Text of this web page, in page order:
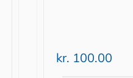
kr. 100.00